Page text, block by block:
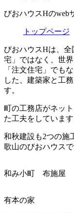
びおハウスHのweb
トップページ
びおハウスHは、
宅」ではなく、世
「注文住宅」でも
した、建築家と工
す。
町の工務店がネッ
た工夫をしています
和秋建設も2つの施
歌山のびおハウスで
和み小町 布施屋
有本の家